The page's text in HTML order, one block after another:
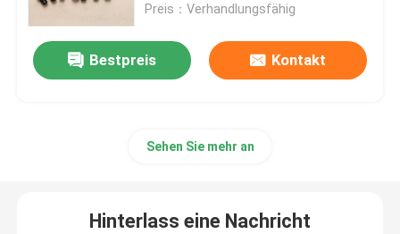
Preis：Verhandlungsfähig
Bestpreis Kontakt
Sehen Sie mehr an
Hinterlass eine Nachricht